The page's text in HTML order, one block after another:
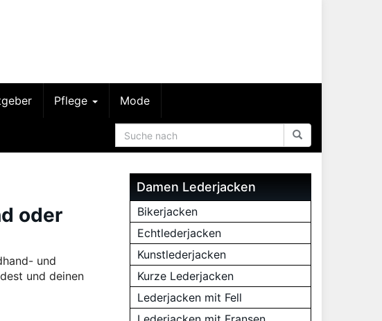
Pflege Mode
oder
und
und deinen
Damen Lederjacken
Bikerjacken
Echtlederjacken
Kunstlederjacken
Kurze Lederjacken
Lederjacken mit Fell